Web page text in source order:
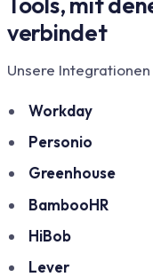
verbindet
Unsere
Workday
Personio
Greenhouse
BambooHR
HiBob
Lever